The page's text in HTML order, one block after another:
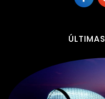
ÚLTIMAS